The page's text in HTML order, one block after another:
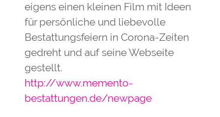
eigens einen kleinen Film mit Ideen
für persönliche und liebevolle
Bestattungsfeiern in Corona-Zeiten
gedreht und auf seine Webseite
gestellt.
http://www.memento-
bestattungen.de/newpage